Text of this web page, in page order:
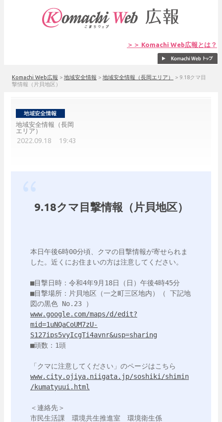
＞＞ Komachi Web広報とは？
Komachi Web広報 > 地域安全情報 > 地域安全情報（長岡エリア） > 9.18クマ目
撃情報（片貝地区）
地域安全情報（長岡
エリア）
2022.09.18 19:43
9.18クマ目撃情報（片貝地区）
本日午後6時00分頃、クマの目撃情報が寄せられま
した。近くにお住まいの方は注意してください。
■目撃日時：令和4年9月18日（日）午後4時45分
■目撃場所：片貝地区（一之町三区地内）（ 下記地
www.google.com/maps/d/edit?
mid=1uNQaCoUM7zU-
S127ips5vyIcgTi4avnr&usp=sharing
■頭数：1頭
www.city.ojiya.niigata.jp/soshiki/shimin
/kumatyuui.html
＜連絡先＞
市民生活課　環境共生推進室　環境衛生係